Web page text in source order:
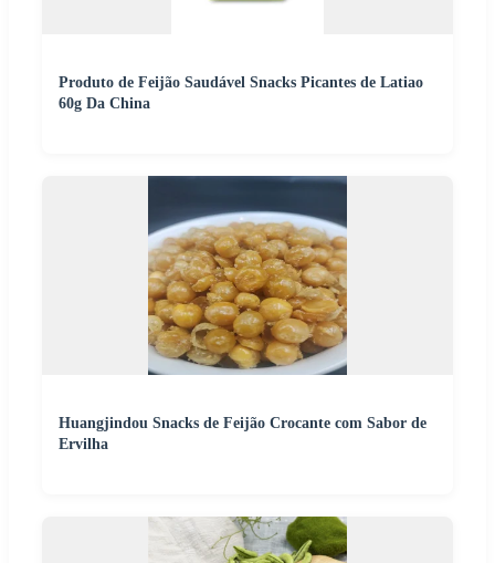
Produto de Feijão Saudável Snacks Picantes de Latiao
60g Da China
Huangjindou Snacks de Feijão Crocante com Sabor de
Ervilha